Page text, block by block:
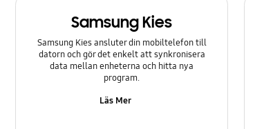
Säkerhetskopiering & återställning
Samsung Kies
Samsung Kies ansluter din mobiltelefon till
datorn och gör det enkelt att synkronisera
data mellan enheterna och hitta nya
program.
Läs Mer